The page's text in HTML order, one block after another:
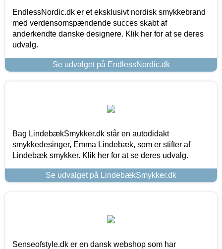
EndlessNordic.dk er et eksklusivt nordisk smykkebrand
med verdensomspændende succes skabt af
anderkendte danske designere. Klik her for at se deres
udvalg.
Se udvalget på EndlessNordic.dk
Bag LindebækSmykker.dk står en autodidakt
smykkedesinger, Emma Lindebæk, som er stifter af
Lindebæk smykker. Klik her for at se deres udvalg.
Se udvalget på LindebækSmykker.dk
Senseofstyle.dk er en dansk webshop som har